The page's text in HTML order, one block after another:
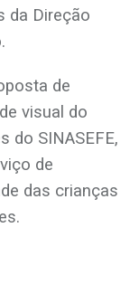
da Direção
de
visual do
do SINASEFE,
de
das crianças